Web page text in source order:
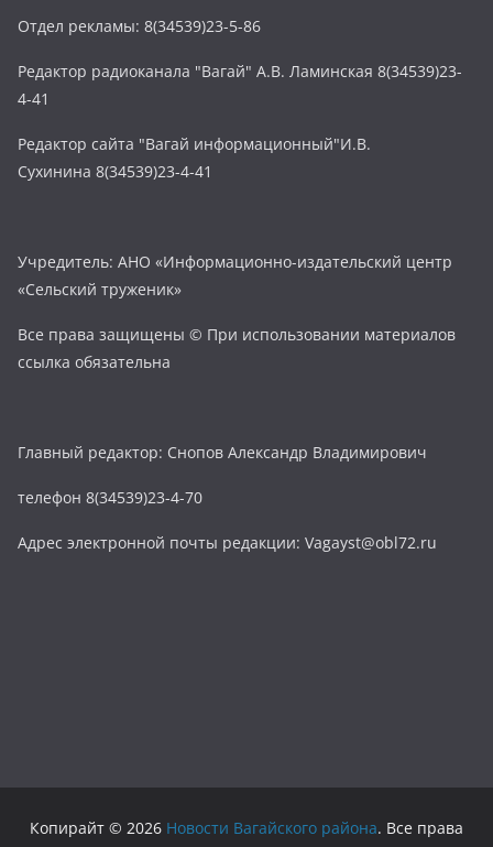
Отдел рекламы: 8(34539)23-5-86
Редактор радиоканала "Вагай" А.В. Ламинская 8(34539)23-
4-41
Редактор сайта "Вагай информационный"И.В.
Сухинина 8(34539)23-4-41
Учредитель: АНО «Информационно-издательский центр
«Сельский труженик»
Все права защищены © При использовании материалов
ссылка обязательна
Главный редактор: Снопов Александр Владимирович
телефон 8(34539)23-4-70
Адрес электронной почты редакции: Vagayst@obl72.ru
Копирайт © 2026 Новости Вагайского района. Все права